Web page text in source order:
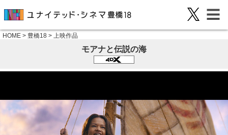
HOME > 豊橋18 > 上映作品
モアナと伝説の海